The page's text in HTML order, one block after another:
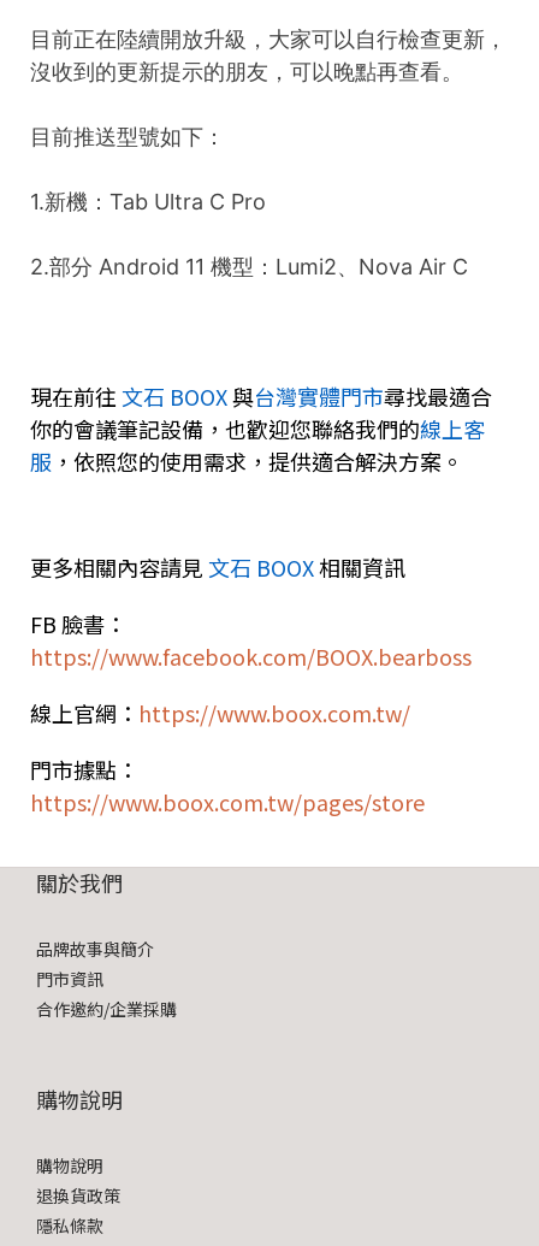
目前正在陸續開放升級，大家可以自行檢查更新，
沒收到的更新提示的朋友，可以晚點再查看。
目前推送型號如下：
1.新機：Tab Ultra C Pro
2.部分 Android 11 機型：Lumi2、Nova Air C
現在前往文石 BOOX與台灣實體門市尋找最適合
你的會議筆記設備，也歡迎您聯絡我們的線上客
服 ，依照您的使用需求，提供適合解決方案。
更多相關內容請見文石 BOOX相關資訊
FB 臉書：
https://www.facebook.com/BOOX.bearboss
線上官網： https://www.boox.com.tw/
門市據點：
https://www.boox.com.tw/pages/store
關於我們
品牌故事與簡介
門市資訊
合作邀約/企業採購
購物說明
購物說明
退換貨政策
隱私條款